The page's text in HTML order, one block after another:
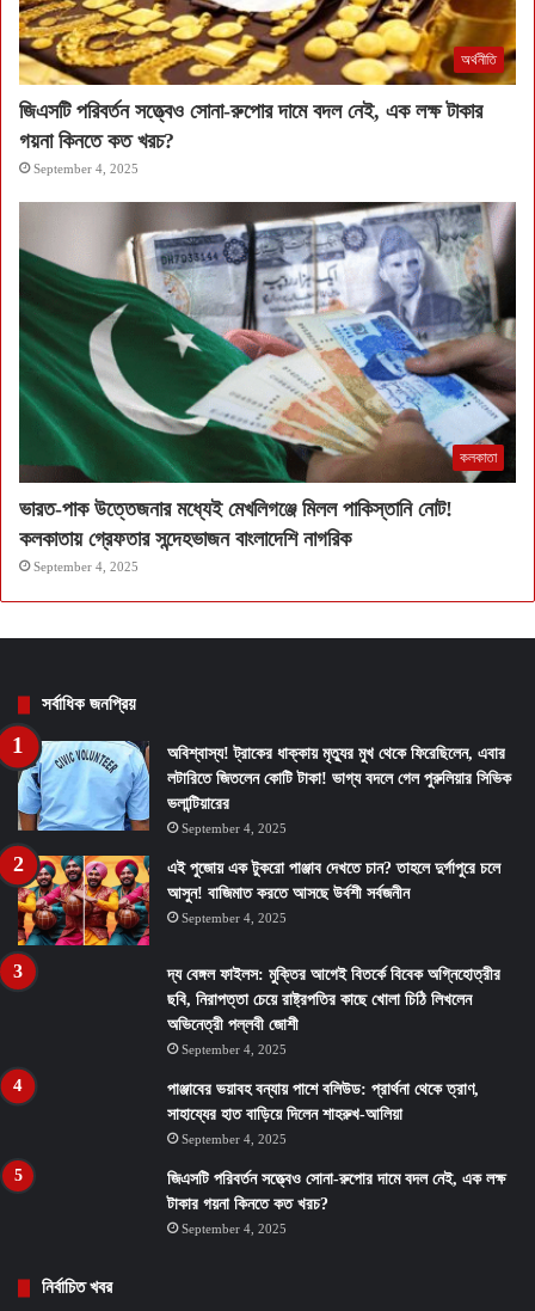
অর্থনীতি
জিএসটি পরিবর্তন সত্ত্বেও সোনা-রুপোর দামে বদল নেই, এক লক্ষ টাকার
গয়না কিনতে কত খরচ?
September 4, 2025
কলকাতা
ভারত-পাক উত্তেজনার মধ্যেই মেখলিগঞ্জে মিলল পাকিস্তানি নোট!
কলকাতায় গ্রেফতার সন্দেহভাজন বাংলাদেশি নাগরিক
September 4, 2025
সর্বাধিক জনপ্রিয়
অবিশ্বাস্য! ট্রাকের ধাক্কায় মৃত্যুর মুখ থেকে ফিরেছিলেন, এবার
লটারিতে জিতলেন কোটি টাকা! ভাগ্য বদলে গেল পুরুলিয়ার সিভিক
ভলান্টিয়ারের
September 4, 2025
এই পুজোয় এক টুকরো পাঞ্জাব দেখতে চান? তাহলে দুর্গাপুরে চলে
আসুন! বাজিমাত করতে আসছে উর্বশী সর্বজনীন
September 4, 2025
দ্য বেঙ্গল ফাইলস: মুক্তির আগেই বিতর্কে বিবেক অগ্নিহোত্রীর
ছবি, নিরাপত্তা চেয়ে রাষ্ট্রপতির কাছে খোলা চিঠি লিখলেন
অভিনেত্রী পল্লবী জোশী
September 4, 2025
পাঞ্জাবের ভয়াবহ বন্যায় পাশে বলিউড: প্রার্থনা থেকে ত্রাণ,
সাহায্যের হাত বাড়িয়ে দিলেন শাহরুখ-আলিয়া
September 4, 2025
জিএসটি পরিবর্তন সত্ত্বেও সোনা-রুপোর দামে বদল নেই, এক লক্ষ
টাকার গয়না কিনতে কত খরচ?
September 4, 2025
নির্বাচিত খবর